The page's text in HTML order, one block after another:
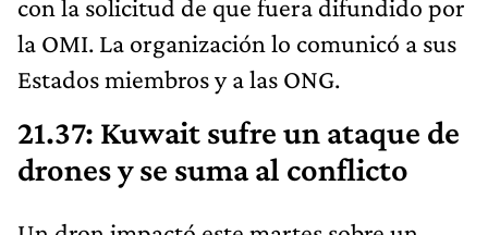
con la solicitud de que fuera difundido por
la OMI. La organización lo comunicó a sus
Estados miembros y a las ONG.
21.37: Kuwait sufre un ataque de
drones y se suma al conflicto